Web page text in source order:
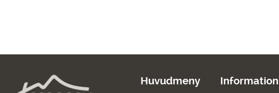
Huvudmeny Information